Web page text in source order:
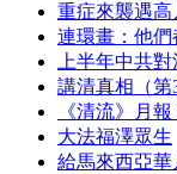
重症來襲遇
連環畫：他們
上半年中共
講清真相（第
《清流》月
大法福澤眾生
給馬來西亞